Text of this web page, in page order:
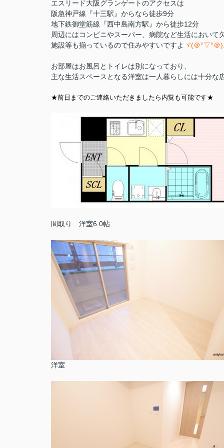
エスリード大阪グランゲートのアクセスは
阪急神戸線『十三駅』からなら徒歩9分
地下鉄御堂筋線『西中島南方駅』から徒歩12分
周辺にはコンビニやスーパー、病院など生活において
施設等も揃っているので住みやすいですよ ヾ(＠°▽°＠)
お部屋はお風呂とトイレは別になっており、
主な生活スペースとなる洋室は一人暮らしには十分な
★前日までのご連絡いただきましたら内覧も可能です★
間取り 洋室6.0帖
洋室